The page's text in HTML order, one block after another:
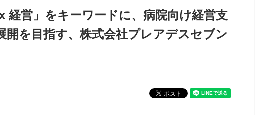
経営」をキーワードに、病院向け経営支
開を目指す、株式会社プレアデスセブン